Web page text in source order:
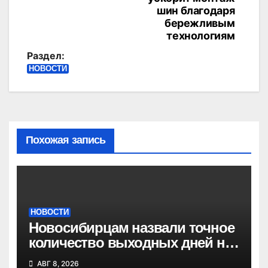
шин благодаря
бережливым
технологиям
Раздел:
НОВОСТИ
Похожая запись
НОВОСТИ
Новосибирцам назвали точное
количество выходных дней на
праздники в 2027 году
АВГ 8, 2026